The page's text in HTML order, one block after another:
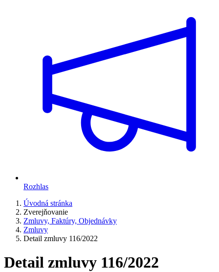
Rozhlas
Úvodná stránka
Zverejňovanie
Zmluvy, Faktúry, Objednávky
Zmluvy
Detail zmluvy 116/2022
Detail zmluvy 116/2022